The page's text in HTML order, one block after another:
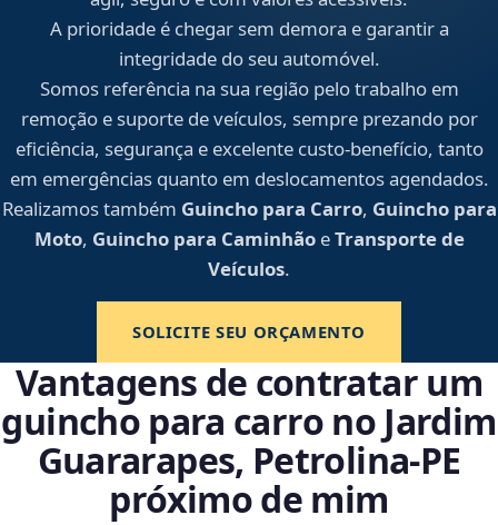
A prioridade é chegar sem demora e garantir a
integridade do seu automóvel.
Somos referência na sua região pelo trabalho em
remoção e suporte de veículos, sempre prezando por
eficiência, segurança e excelente custo-benefício, tanto
em emergências quanto em deslocamentos agendados.
Realizamos também Guincho para Carro, Guincho para
Moto, Guincho para CaminhãoeTransporte de
Veículos.
SOLICITE SEU ORÇAMENTO
Vantagens de contratar um
guincho para carro no Jardim
Guararapes, Petrolina‑PE
próximo de mim